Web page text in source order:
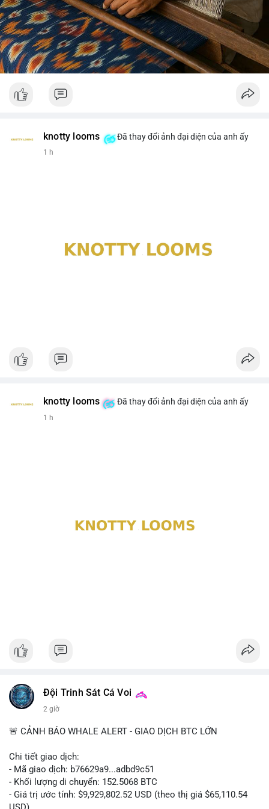
knotty looms Đã thay đổi ảnh đại diện của anh ấy
1 h
knotty looms Đã thay đổi ảnh đại diện của anh ấy
1 h
Đội Trinh Sát Cá Voi
2 giờ
🚨 CẢNH BÁO WHALE ALERT - GIAO DỊCH BTC LỚN
Chi tiết giao dịch:
- Mã giao dịch: b76629a9...adbd9c51
- Khối lượng di chuyển: 152.5068 BTC
- Giá trị ước tính: $9,929,802.52 USD (theo thị giá $65,110.54